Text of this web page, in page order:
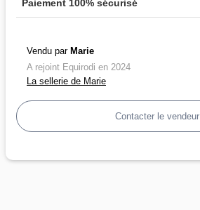
Paiement 100% sécurisé
Vendu par Marie
A rejoint Equirodi en 2024
La sellerie de Marie
Contacter le vendeur